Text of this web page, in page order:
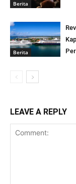
Berita
Berita
LEAVE A REPLY